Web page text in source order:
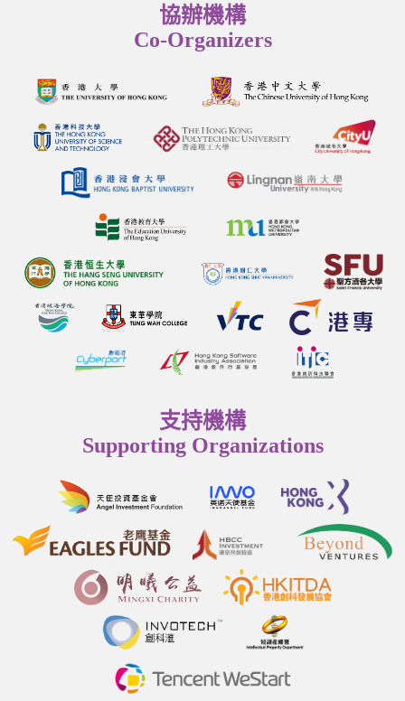
協辦機構
Co-Organizers
支持機構
Supporting Organizations